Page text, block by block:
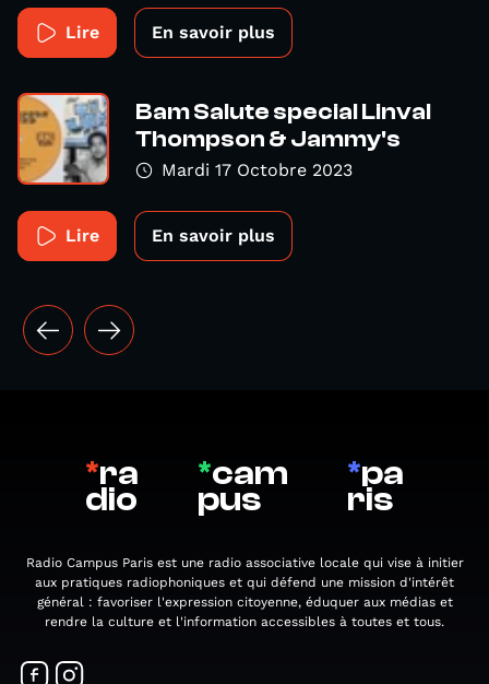
Lire En savoir plus
Bam Salute special Linval
Thompson & Jammy's
Mardi 17 Octobre 2023
Lire En savoir plus
*ra
dio
*cam
pus
*pa
ris
Radio Campus Paris est une radio associative locale qui vise à initier
aux pratiques radiophoniques et qui défend une mission d'intérêt
général : favoriser l'expression citoyenne, éduquer aux médias et
rendre la culture et l'information accessibles à toutes et tous.